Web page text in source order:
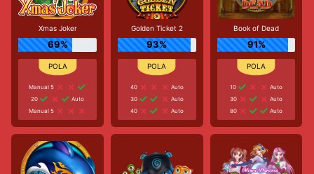
Xmas Joker
69%
Manual 5
20
Auto
Manual 5
Golden Ticket 2
93%
40
Auto
30
Auto
40
Auto
Book of Dead
91%
10
Auto
30
Auto
80
Auto